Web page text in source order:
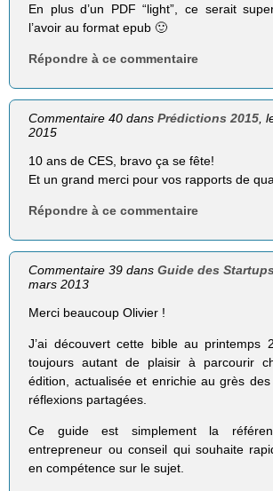
En plus d’un PDF “light”, ce serait
l’avoir au format epub 🙂
Répondre à ce commentaire
Commentaire 40 dansPrédictions 2015 ,
2015
10 ans de CES, bravo ça se fête!
Et un grand merci pour vos rapports de
Répondre à ce commentaire
Commentaire 39 dansGuide des
mars 2013
Merci beaucoup Olivier !
J’ai découvert cette bible au printemps
toujours autant de plaisir à parcourir
édition, actualisée et enrichie au grès
réflexions partagées.
Ce guide est simplement la
entrepreneur ou conseil qui souhaite
en compétence sur le sujet.